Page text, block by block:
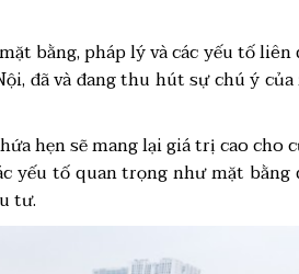
bằng, pháp lý và các yếu tố
đã và đang thu hút sự chú ý
hẹn sẽ mang lại giá trị cao cho
yếu tố quan trọng như mặt bằng
tư.